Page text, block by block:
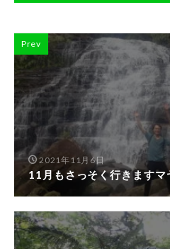
Prev
2021年11月6日
11月もさっそく行きますマ